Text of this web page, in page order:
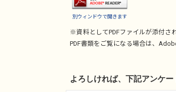
別ウィンドウで開きます
※資料としてPDFファイルが添付さ
PDF書類をご覧になる場合は、